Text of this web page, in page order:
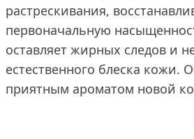
растрескивания,
первоначальную
оставляет жирных следов и
естественного блеска кожи.
приятным ароматом новой